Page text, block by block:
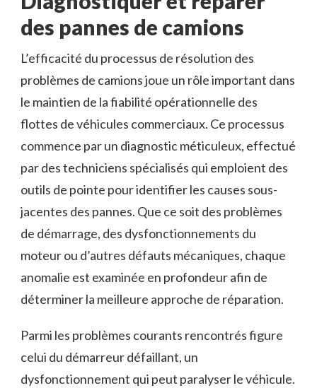
des pannes de camions
L’efficacité du processus de résolution des
problèmes de camions joue un rôle important dans
le maintien de la fiabilité opérationnelle des
flottes de véhicules commerciaux. Ce processus
commence par un diagnostic méticuleux, effectué
par des techniciens spécialisés qui emploient des
outils de pointe pour identifier les causes sous-
jacentes des pannes. Que ce soit des problèmes
de démarrage, des dysfonctionnements du
moteur ou d’autres défauts mécaniques, chaque
anomalie est examinée en profondeur afin de
déterminer la meilleure approche de réparation.
Parmi les problèmes courants rencontrés figure
celui du démarreur défaillant, un
dysfonctionnement qui peut paralyser le véhicule.